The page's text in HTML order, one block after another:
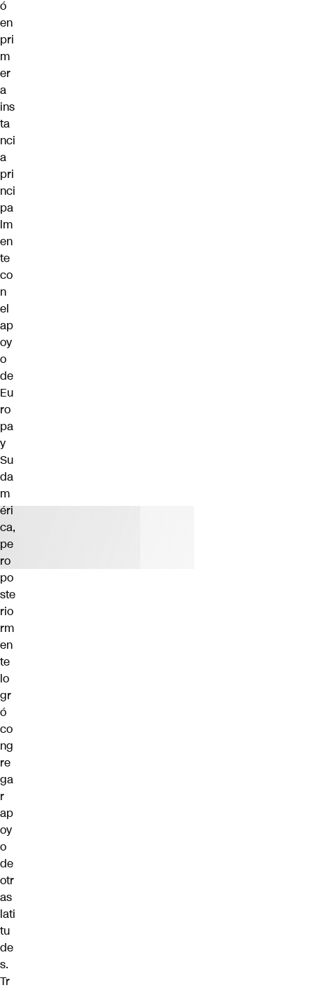
ó
en
pri
m
er
a
ins
ta
nci
a
pri
nci
pa
lm
en
te
co
n
el
ap
oy
o
de
Eu
ro
pa
y
Su
da
m
éri
ca,
pe
ro
po
ste
rio
rm
en
te
lo
gr
ó
co
ng
re
ga
r
ap
oy
o
de
otr
as
lati
tu
de
s.
Tr